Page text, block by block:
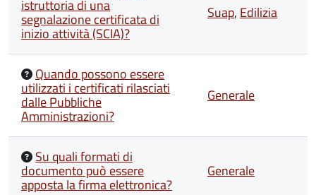
istruttoria di una
segnalazione certificata di
inizio attività (SCIA)?
Suap, Edilizia
Quando possono essere
utilizzati i certificati rilasciati
dalle Pubbliche
Amministrazioni?
Generale
Su quali formati di
documento può essere
apposta la firma elettronica?
Generale